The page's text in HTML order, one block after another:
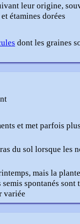
leur origine,
étamines dorées
dont les graines
et met parfois
du sol lorsque les
mais la
spontanés sont
variée